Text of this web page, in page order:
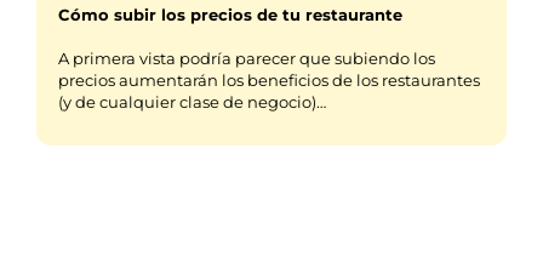
Cómo subir los precios de tu restaurante
A primera vista podría parecer que subiendo los
precios aumentarán los beneficios de los restaurantes
(y de cualquier clase de negocio)…